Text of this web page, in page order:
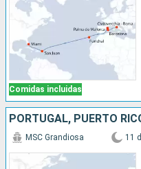
Comidas incluidas
MSC Grandiosa 11 d